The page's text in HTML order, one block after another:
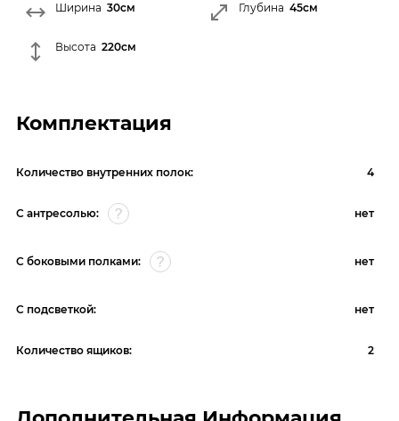
Ширина 30см Глубина 45см
Высота 220см
Комплектация
Количество внутренних полок: 4
С антресолью: нет
С боковыми полками: нет
С подсветкой: нет
Количество ящиков: 2